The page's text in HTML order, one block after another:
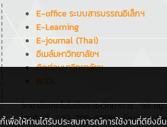
E-office ระบบสารบรรณอิเล็กฯ
E-Learning
E-journal (Thai)
อีเมล์มหาวิทยาลัยฯ
ติดต่อมหาวิทยาลัยฯ
วิทยาลัยเทคโนโลยีและสหวิทยาการ : 98
โทรศัพท์ : 082-708-6800 , อีเมล :
เพื่อให้ท่านได้รับประสบการณ์การใช้งานที่ดียิ่งขึ้น